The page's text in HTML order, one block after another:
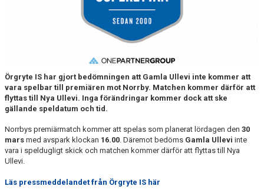
TABELL ETTAN SÖDRA 2025
Örgryte IS har gjort bedömningen att Gamla Ullevi inte kommer att
vara spelbar till premiären mot Norrby. Matchen kommer därför att
flyttas till Nya Ullevi. Inga förändringar kommer dock att ske
gällande speldatum och tid.
Norrbys premiärmatch kommer att spelas som planerat lördagen den 30
mars med avspark klockan 16.00 . Däremot bedöms Gamla Ullevi inte
vara i speldugligt skick och matchen kommer därför att flyttas till Nya
Ullevi.
Läs pressmeddelandet från Örgryte IS här